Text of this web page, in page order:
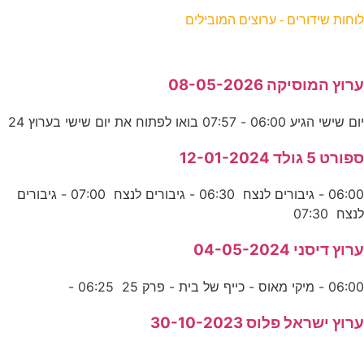
לוחות שידורים - ערוצים המובילים
ערוץ המוסיקה 08-05-2026
יום שישי הגיע 06:00 - 07:57 בואו לפתוח את יום שישי בערוץ 24
ספורט 5 גולד 12-01-2024
06:00 - גיבורים לנצח 06:30 - גיבורים לנצח 07:00 - גיבורים
לנצח 07:30
ערוץ דיסני 04-05-2024
06:00 - מיקי מאוס - כייף של בית - פרק 25 06:25 -
ערוץ ישראל פלוס 30-10-2023